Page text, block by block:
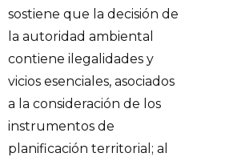
sostiene que la decisión de
la autoridad ambiental
contiene ilegalidades y
vicios esenciales, asociados
a la consideración de los
instrumentos de
planificación territorial; al